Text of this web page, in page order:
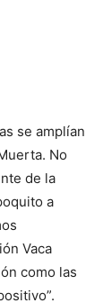
se amplían
No
de la
a
Vaca
como las